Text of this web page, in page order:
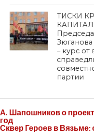
ТИСКИ
– курс
партии
А. Шапошников о
год
Сквер Героев в